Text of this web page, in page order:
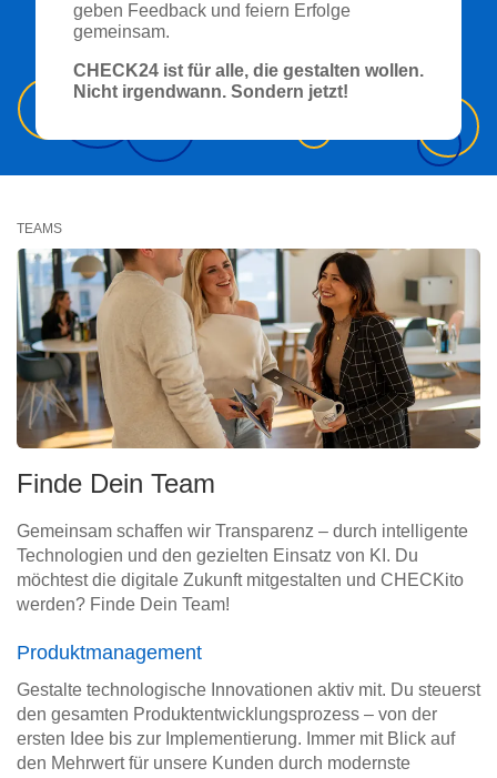
geben Feedback und feiern Erfolge
gemeinsam.
CHECK24 ist für alle, die gestalten wollen.
Nicht irgendwann. Sondern jetzt!
TEAMS
Finde Dein Team
Gemeinsam schaffen wir Transparenz – durch intelligente
Technologien und den gezielten Einsatz von KI. Du
möchtest die digitale Zukunft mitgestalten und CHECKito
werden? Finde Dein Team!
Produktmanagement
Gestalte technologische Innovationen aktiv mit. Du steuerst
den gesamten Produktentwicklungsprozess – von der
ersten Idee bis zur Implementierung. Immer mit Blick auf
den Mehrwert für unsere Kunden durch modernste